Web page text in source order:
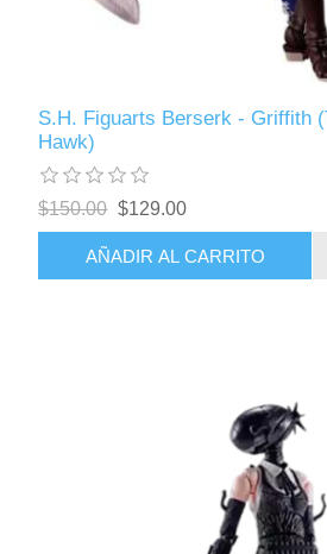
S.H. Figuarts Berserk - Griffith
Hawk)
$150.00 $129.00
AÑADIR AL CARRITO